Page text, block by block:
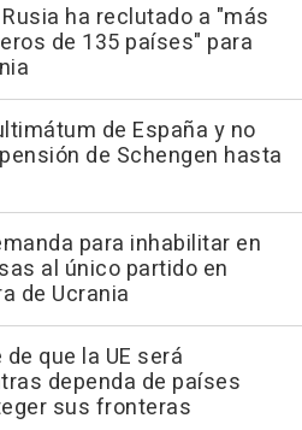
ha reclutado a "más
de 135 países" para
de España y no
de Schengen hasta
para inhabilitar en
al único partido en
de Ucrania
que la UE será
dependa de países
sus fronteras